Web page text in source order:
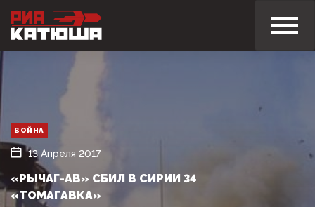
ВОЙНА
13 Апреля 2017
«РЫЧАГ-АВ» СБИЛ В СИРИИ 34
«ТОМАГАВКА»